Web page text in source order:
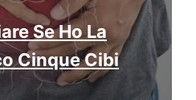
Se Ho La
Cinque Cibi